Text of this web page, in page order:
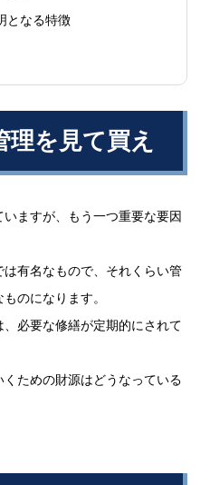
となる特徴
を見て買え
ますが、もう一つ重要な要因
有名なもので、それくらい管
のになります。
必要な修繕が定期的にされて
ための財源はどうなっている